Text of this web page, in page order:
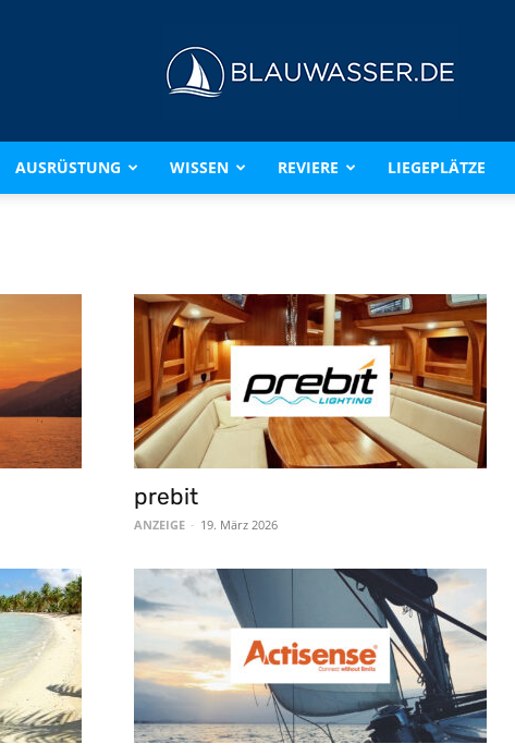
BLAUWASSER.DE
AUSRÜSTUNG WISSEN REVIERE LIEGEPLÄTZE
prebit
ANZEIGE - 19. März 2026